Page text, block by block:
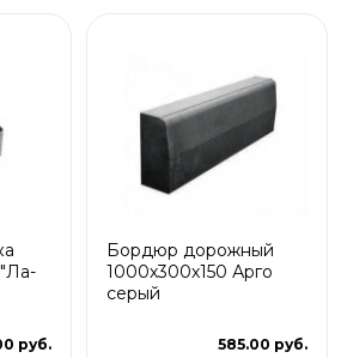
руб.
Бордюр дорожный
1000х300х150 Арго
серый
585.00 руб.